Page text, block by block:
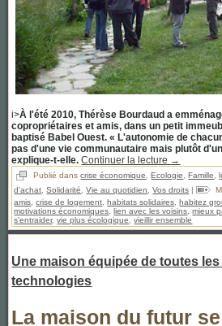
i>À l'été 2010, Thérèse Bourdaud a
copropriétaires et amis, dans un petit
baptisé Babel Ouest. « L'autonomie de
pas d'une vie communautaire mais plutôt
explique-t-elle. Continuer la lecture →
Publié dans crise économique ,Ecologie ,Famille ,
d'achat ,Solidarité ,Vie au quotidien ,Vos droits |
amis ,crise de logement ,habitats solidaires ,habitez
motivations économiques ,lien avec les voisins ,mieux
s'entraider,vie plus écologique ,vieillir ensemble
Une maison équipée de toutes
technologies
La maison du futur